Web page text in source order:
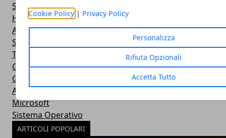
Cookie Policy| Privacy Policy
Personalizza
Rifiuta Opzionali
Accetta Tutto
Stampante
Hardware
Android
Software
Tablet
Giochi
Giochi
Apple
Microsoft
Sistema Operativo
ARTICOLI POPOLARI